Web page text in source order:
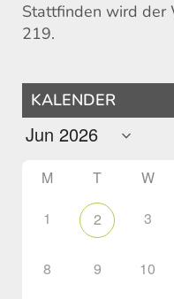
Stattfinden wird der
219.
KALENDER
M T W
1 2 3
8 9 10